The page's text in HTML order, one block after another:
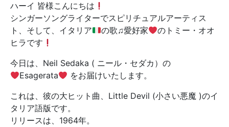
ハーイ 皆様こんにちは
シンガーソングライターでスピリチュアルアーティス
ト、そして、イタリア
の歌♫愛好家
のトミー・オオ
ヒラです
今日は、Neil Sedaka ( ニール・セダカ）の
Esagerata
をお届けいたします。
これは、彼の大ヒット曲、Little Devil (小さい悪魔 )のイ
タリア語版です。
リリースは、1964年。